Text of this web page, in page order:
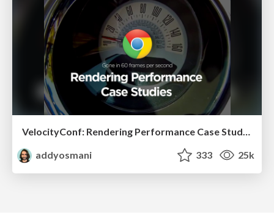
VelocityConf: Rendering Performance Case Studies
addyosmani
333 25k